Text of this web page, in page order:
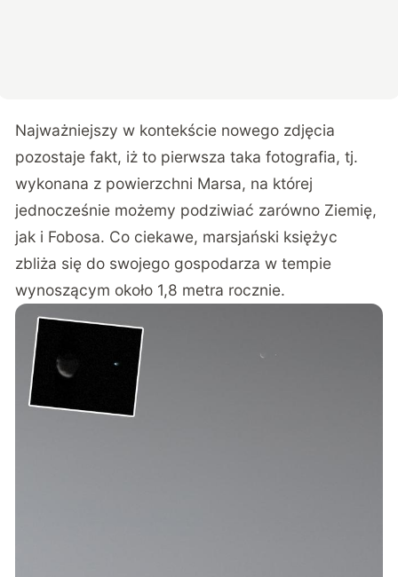
Najważniejszy w kontekście nowego zdjęcia
pozostaje fakt, iż to pierwsza taka fotografia, tj.
wykonana z powierzchni Marsa, na której
jednocześnie możemy podziwiać zarówno Ziemię,
jak i Fobosa. Co ciekawe, marsjański księżyc
zbliża się do swojego gospodarza w tempie
wynoszącym około 1,8 metra rocznie.